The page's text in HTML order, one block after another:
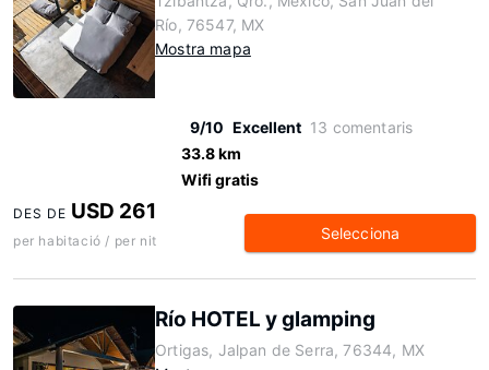
Río, 76547, MX
Mostra mapa
9/10 Excellent 13 comentaris
33.8 km
Wifi gratis
DES DE USD 261
per habitació / per nit Selecciona
Río HOTEL y glamping
Ortigas, Jalpan de Serra, 76344, MX